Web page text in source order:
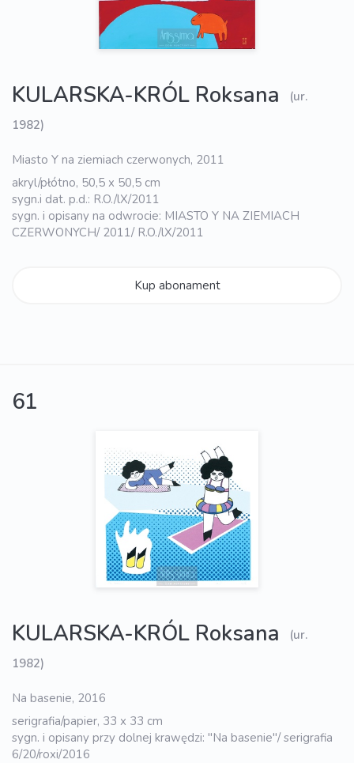
KULARSKA-KRÓL Roksana
(ur.
1982)
Miasto Y na ziemiach czerwonych, 2011
akryl/płótno, 50,5 x 50,5 cm
sygn.i dat. p.d.: R.O./lX/2011
sygn. i opisany na odwrocie: MIASTO Y NA ZIEMIACH
CZERWONYCH/ 2011/ R.O./lX/2011
Kup abonament
61
KULARSKA-KRÓL Roksana
(ur.
1982)
Na basenie, 2016
serigrafia/papier, 33 x 33 cm
sygn. i opisany przy dolnej krawędzi: "Na basenie"/ serigrafia
6/20/roxi/2016